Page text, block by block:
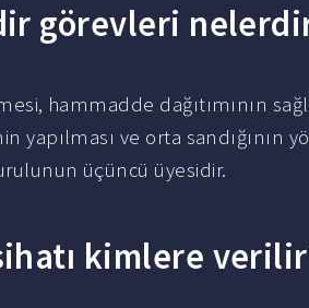
görevleri
hammadde dağıtımının
yapılması ve orta sandığının
üçüncü üyesidir.
kimlere